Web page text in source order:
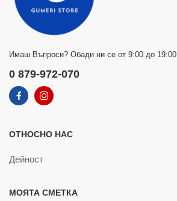
Имаш Въпроси? Обади ни се от 9:00 до 19:00
0 879-972-070
ОТНОСНО НАС
Дейност
МОЯТА СМЕТКА